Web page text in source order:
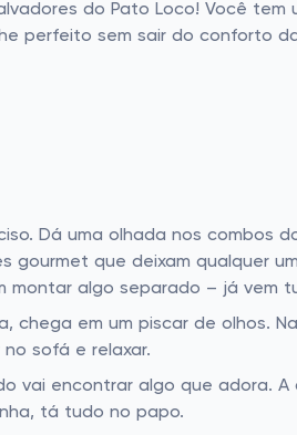
do Pato Loco! Você
perfeito sem sair do conforto
Dá uma olhada nos combos
que deixam qualquer
montar algo separado – já vem
em um piscar de olhos.
sofá e relaxar.
vai encontrar algo que adora.
tá tudo no papo.